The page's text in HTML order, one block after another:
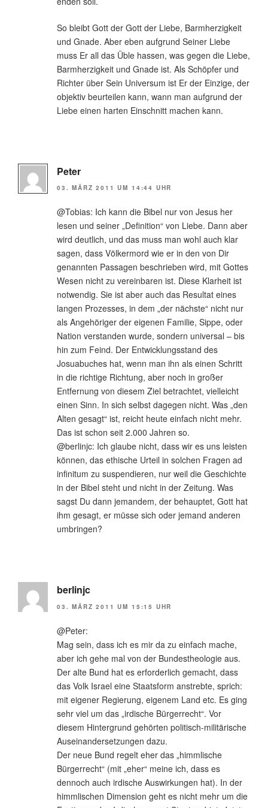
So bleibt Gott der Gott der Liebe, Barmherzigkeit
und Gnade. Aber eben aufgrund Seiner Liebe
muss Er all das Üble hassen, was gegen die Liebe,
Barmherzigkeit und Gnade ist. Als Schöpfer und
Richter über Sein Universum ist Er der Einzige, der
objektiv beurteilen kann, wann man aufgrund der
Liebe einen harten Einschnitt machen kann.
Peter
03. MÄRZ 2011 UM 14:44 UHR
@Tobias: Ich kann die Bibel nur von Jesus her
lesen und seiner „Definition“ von Liebe. Dann aber
wird deutlich, und das muss man wohl auch klar
sagen, dass Völkermord wie er in den von Dir
genannten Passagen beschrieben wird, mit Gottes
Wesen nicht zu vereinbaren ist. Diese Klarheit ist
notwendig. Sie ist aber auch das Resultat eines
langen Prozesses, in dem „der nächste“ nicht nur
als Angehöriger der eigenen Familie, Sippe, oder
Nation verstanden wurde, sondern universal – bis
hin zum Feind. Der Entwicklungsstand des
Josuabuches hat, wenn man ihn als einen Schritt
in die richtige Richtung, aber noch in großer
Entfernung von diesem Ziel betrachtet, vielleicht
einen Sinn. In sich selbst dagegen nicht. Was „den
Alten gesagt“ ist, reicht heute einfach nicht mehr.
Das ist schon seit 2.000 Jahren so.
@berlinjc: Ich glaube nicht, dass wir es uns leisten
können, das ethische Urteil in solchen Fragen ad
infinitum zu suspendieren, nur weil die Geschichte
in der Bibel steht und nicht in der Zeitung. Was
sagst Du dann jemandem, der behauptet, Gott hat
ihm gesagt, er müsse sich oder jemand anderen
umbringen?
berlinjc
03. MÄRZ 2011 UM 15:15 UHR
@Peter:
Mag sein, dass ich es mir da zu einfach mache,
aber ich gehe mal von der Bundestheologie aus.
Der alte Bund hat es erforderlich gemacht, dass
das Volk Israel eine Staatsform anstrebte, sprich:
mit eigener Regierung, eigenem Land etc. Es ging
sehr viel um das „irdische Bürgerrecht“. Vor
diesem Hintergrund gehörten politisch-militärische
Auseinandersetzungen dazu.
Der neue Bund regelt eher das „himmlische
Bürgerrecht“ (mit „eher“ meine ich, dass es
dennoch auch irdische Auswirkungen hat). In der
himmlischen Dimension geht es nicht mehr um die